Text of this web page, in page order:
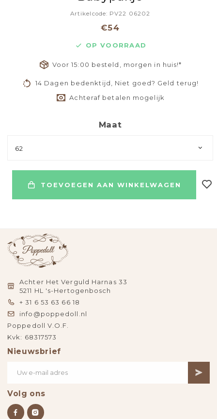
Artikelcode: PV22 06202
€54
OP VOORRAAD
Voor 15:00 besteld, morgen in huis!*
14 Dagen bedenktijd, Niet goed? Geld terug!
Achteraf betalen mogelijk
Maat
62
TOEVOEGEN AAN WINKELWAGEN
Achter Het Verguld Harnas 33
5211 HL 's-Hertogenbosch
+ 31 6 53 63 66 18
info@poppedoll.nl
Poppedoll V.O.F.
Kvk: 68317573
Nieuwsbrief
Volg ons